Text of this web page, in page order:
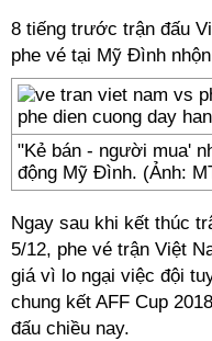
8 tiếng trước trận đấu
phe vé tại Mỹ Đình
"Kẻ bán - người mua'
động Mỹ Đình. (Ảnh:
Ngay sau khi kết thúc
5/12, phe vé trận Việt
giá vì lo ngại việc đội
chung kết AFF Cup
đấu chiều nay.